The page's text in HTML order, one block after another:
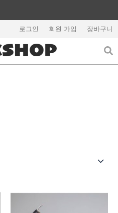
로그인 회원 가입 장바구니